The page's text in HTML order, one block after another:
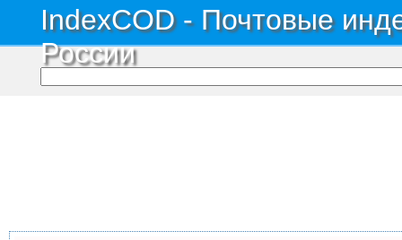
IndexCOD - Почтовые
России